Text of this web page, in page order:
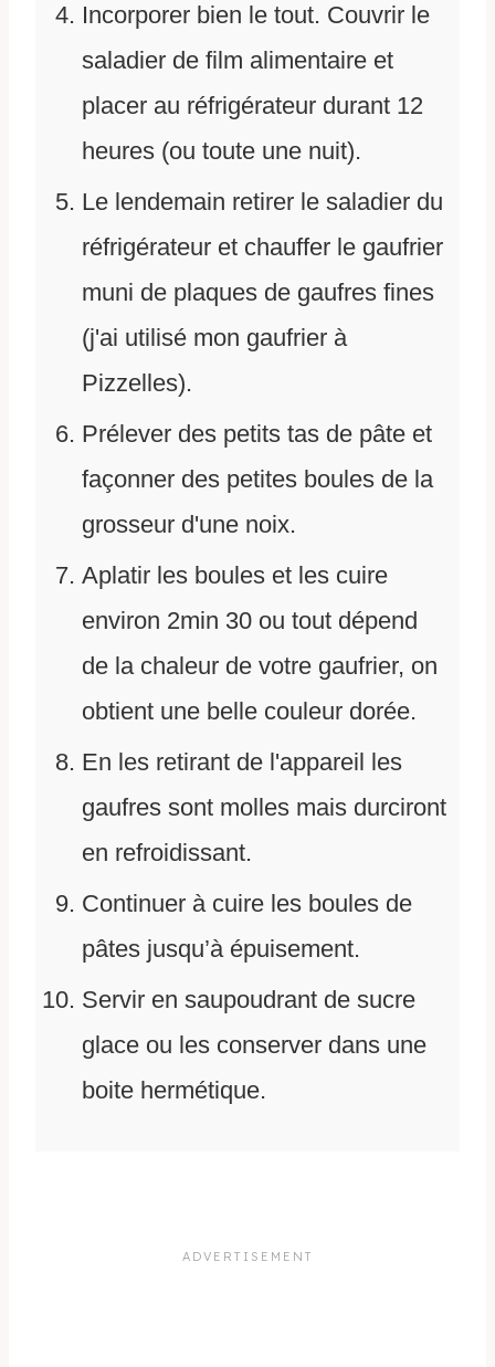
Incorporer bien le tout. Couvrir le
saladier de film alimentaire et
placer au réfrigérateur durant 12
heures (ou toute une nuit).
Le lendemain retirer le saladier du
réfrigérateur et chauffer le gaufrier
muni de plaques de gaufres fines
(j'ai utilisé mon gaufrier à
Pizzelles).
Prélever des petits tas de pâte et
façonner des petites boules de la
grosseur d'une noix.
Aplatir les boules et les cuire
environ 2min 30 ou tout dépend
de la chaleur de votre gaufrier, on
obtient une belle couleur dorée.
En les retirant de l'appareil les
gaufres sont molles mais durciront
en refroidissant.
Continuer à cuire les boules de
pâtes jusqu’à épuisement.
Servir en saupoudrant de sucre
glace ou les conserver dans une
boite hermétique.